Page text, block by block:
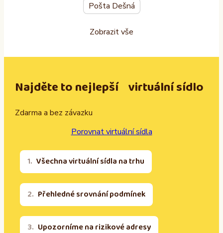
Pošta Dešná
Zobrazit vše
Najděte to nejlepší virtuální sídlo
Zdarma a bez závazku
Porovnat virtuální sídla
Všechna virtuální sídla na trhu
Přehledné srovnání podmínek
Upozorníme na rizikové adresy